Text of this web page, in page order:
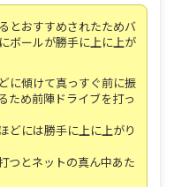
とおすすめされたためバ
ボールが勝手に上に上が
に傾けて真っすぐ前に振
ため前陣ドライブを打っ
どには勝手に上に上がり
つとネットの真ん中あた